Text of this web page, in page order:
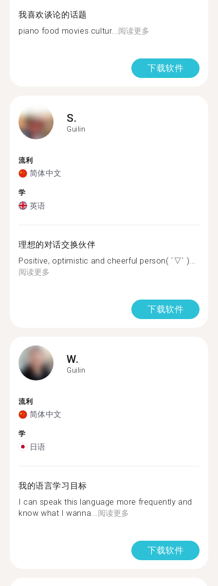
我喜欢谈论的话题
piano food movies cultur... 阅读更多
下载软件
S.
Guilin
流利
简体中文
学
英语
理想的对话交换伙伴
Positive, optimistic and cheerful person( ´▽` )...
阅读更多
下载软件
W.
Guilin
流利
简体中文
学
日语
我的语言学习目标
I can speak this language more frequently and
know what I wanna... 阅读更多
下载软件